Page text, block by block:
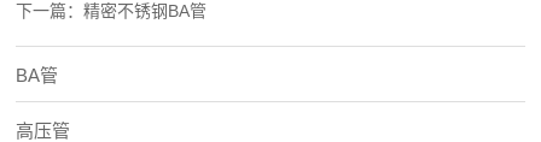
下一篇：精密不锈钢BA管
BA管
高压管